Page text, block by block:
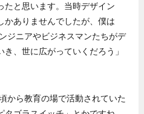
たと思います。当時デザイン
かありませんでしたが、僕は
ジニアやビジネスマンたちがデ
、世に広がっていくだろう」
から教育の場で活動されていた